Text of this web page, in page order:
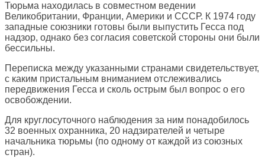
Тюрьма находилась в совместном ведении
Великобритании, Франции, Америки и СССР. К 1974 году
западные союзники готовы были выпустить Гесса под
надзор, однако без согласия советской стороны они были
бессильны.
Переписка между указанными странами свидетельствует,
с каким пристальным вниманием отслеживались
передвижения Гесса и сколь острым был вопрос о его
освобождении.
Для круглосуточного наблюдения за ним понадобилось
32 военных охранника, 20 надзирателей и четыре
начальника тюрьмы (по одному от каждой из союзных
стран).